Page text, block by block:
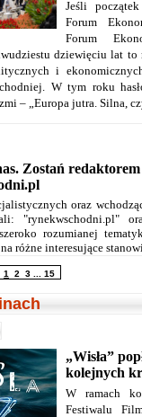
Jeśli
Forum
Forum
dziewięciu lat to
i
W tym roku
– „Europa jutra. Silna,
Zostań redaktorem
oraz
"rynekwschodni.pl"
rozumianej
różne interesujące
1 2 3 15
„Wisła”
kolejnych
W ramach
Festiwalu